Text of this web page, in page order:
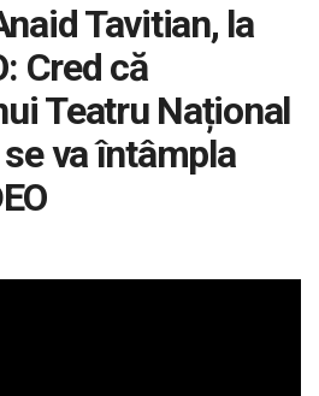
Tavitian, la
Cred că
Teatru Național
va întâmpla